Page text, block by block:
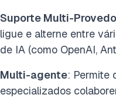
Suporte Multi-
ligue e alterne entre
de IA (como OpenAI,
Multi-agente: Permite
especializados